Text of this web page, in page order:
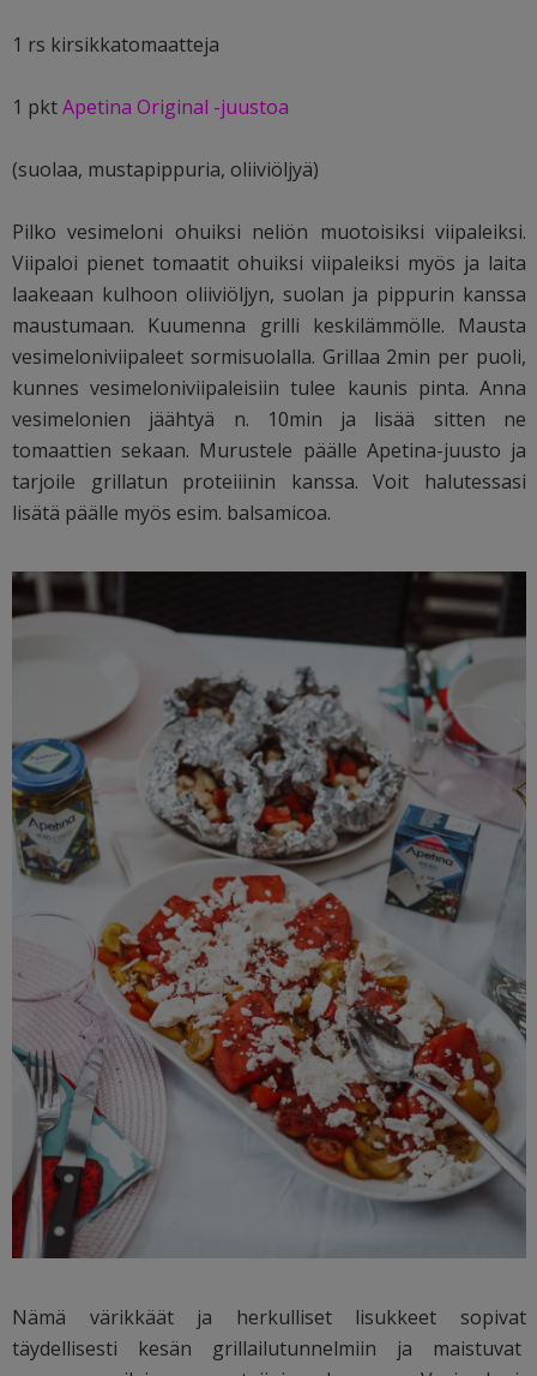
1 rs kirsikkatomaatteja
1 pktApetina Original -juustoa
(suolaa, mustapippuria, oliiviöljyä)
Pilko vesimeloni ohuiksi neliön muotoisiksi viipaleiksi.
Viipaloi pienet tomaatit ohuiksi viipaleiksi myös ja laita
laakeaan kulhoon oliiviöljyn, suolan ja pippurin kanssa
maustumaan. Kuumenna grilli keskilämmölle. Mausta
vesimeloniviipaleet sormisuolalla. Grillaa 2min per puoli,
kunnes vesimeloniviipaleisiin tulee kaunis pinta. Anna
vesimelonien jäähtyä n. 10min ja lisää sitten ne
tomaattien sekaan. Murustele päälle Apetina-juusto ja
tarjoile grillatun proteiiinin kanssa. Voit halutessasi
lisätä päälle myös esim. balsamicoa.
Nämä värikkäät ja herkulliset lisukkeet sopivat
täydellisesti kesän grillailutunnelmiin ja maistuvat